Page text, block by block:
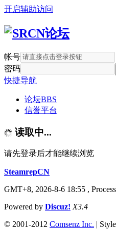
开启辅助访问
帐号
密码
快捷导航
论坛BBS
信誉平台
读取中...
请先登录后才能继续浏览
SteamrepCN
GMT+8, 2026-8-6 18:55 ,
Powered by Discuz! X3.4
© 2001-2012 Comsenz Inc. |